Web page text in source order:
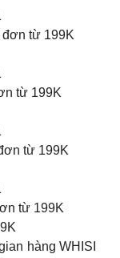
đơn từ 199K
từ 199K
từ 199K
từ 199K
hàng WHISI